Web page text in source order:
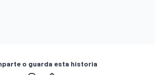
o guarda esta historia